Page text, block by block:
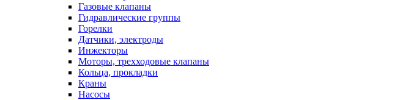
Газовые клапаны
Гидравлические группы
Горелки
Датчики, электроды
Инжекторы
Моторы, трехходовые клапаны
Кольца, прокладки
Краны
Насосы